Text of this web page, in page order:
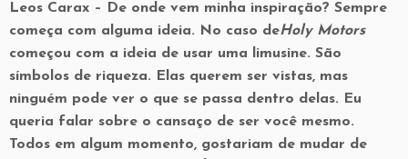
Leos Carax – De onde vem minha inspiração? Sempre
começa com alguma ideia. No caso deHoly Motors
começou com a ideia de usar uma limusine. São
símbolos de riqueza. Elas querem ser vistas, mas
ninguém pode ver o que se passa dentro delas. Eu
queria falar sobre o cansaço de ser você mesmo.
Todos em algum momento, gostariam de mudar de